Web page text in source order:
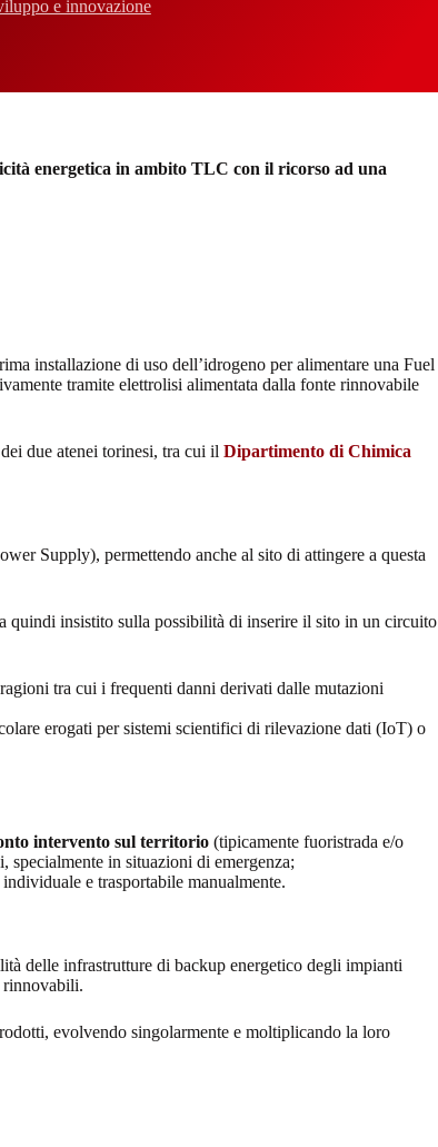
e innovazione
energetica in ambito TLC con il ricorso ad una
installazione di uso dell’idrogeno per alimentare una Fuel
tramite elettrolisi alimentata dalla fonte rinnovabile
due atenei torinesi, tra cui il Dipartimento di Chimica
Supply), permettendo anche al sito di attingere a questa
quindi insistito sulla possibilità di inserire il sito in un circuito
tra cui i frequenti danni derivati dalle mutazioni
erogati per sistemi scientifici di rilevazione dati (IoT) o
intervento sul territorio (tipicamente fuoristrada e/o
specialmente in situazioni di emergenza;
e trasportabile manualmente.
delle infrastrutture di backup energetico degli impianti
rinnovabili.
evolvendo singolarmente e moltiplicando la loro